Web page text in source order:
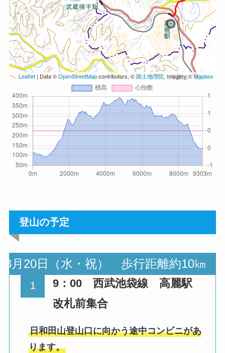
Leaflet | Data ©OpenStreetMapcontributors, ©国土地理院, Imagery ©Mapbox
登山の予定
3月20日（水・祝） 歩行距離約10㎞
9：00 西武池袋線 高麗駅
改札前集合
日和田山登山口に向かう途中コンビニがあ
ります。